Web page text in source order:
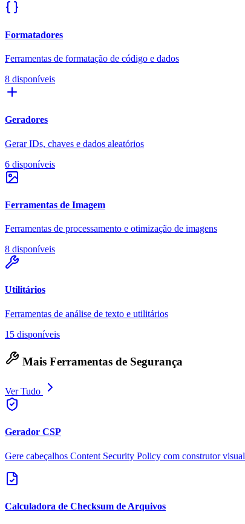
Formatadores
Ferramentas de formatação de código e dados
8 disponíveis
Geradores
Gerar IDs, chaves e dados aleatórios
6 disponíveis
Ferramentas de Imagem
Ferramentas de processamento e otimização de imagens
8 disponíveis
Utilitários
Ferramentas de análise de texto e utilitários
15 disponíveis
Mais Ferramentas de Segurança
Ver Tudo
Gerador CSP
Gere cabeçalhos Content Security Policy com construtor visual
Calculadora de Checksum de Arquivos